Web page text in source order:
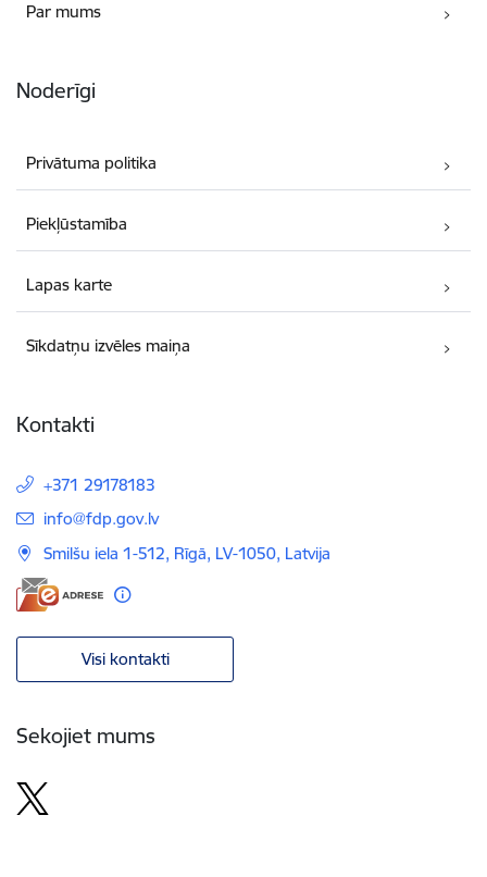
Par mums
Noderīgi
Privātuma politika
Piekļūstamība
Lapas karte
Sīkdatņu izvēles maiņa
Kontakti
+371 29178183
E-pasts:
info@fdp.gov.lv
Smilšu iela 1-512, Rīgā, LV-1050, Latvija
Visi kontakti
Sekojiet mums